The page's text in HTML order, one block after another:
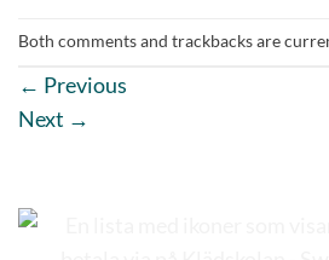
Both comments and trackbacks are
← Previous
Next →